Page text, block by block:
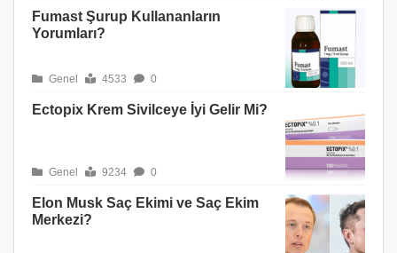
Fumast Şurup Kullananların
Yorumları?
Genel 4533 0
Ectopix Krem Sivilceye İyi Gelir Mi?
Genel 9234 0
Elon Musk Saç Ekimi ve Saç Ekim
Merkezi?